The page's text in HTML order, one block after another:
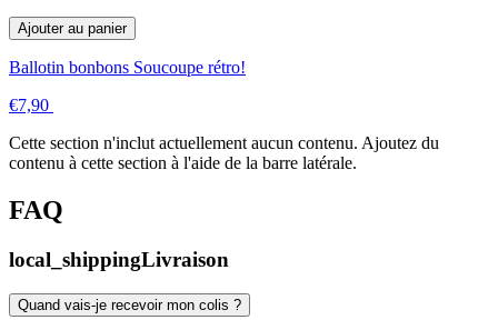
Ajouter au panier
Ballotin bonbons Soucoupe rétro!
€7,90
Cette section n'inclut actuellement aucun contenu. Ajoutez du
contenu à cette section à l'aide de la barre latérale.
FAQ
local_shippingLivraison
Quand vais-je recevoir mon colis ?